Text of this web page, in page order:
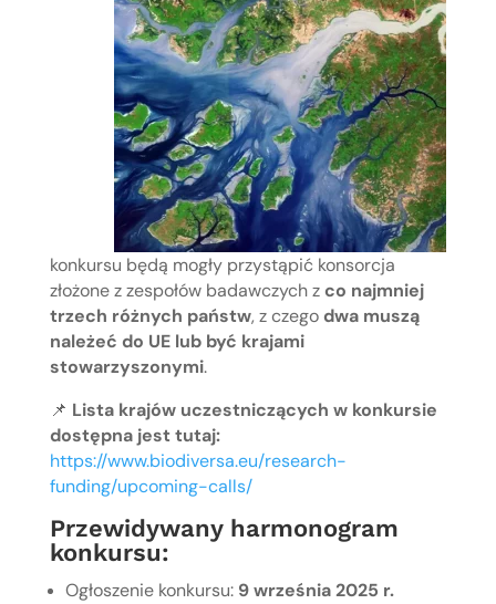
konkursu będą mogły przystąpić konsorcja
złożone z zespołów badawczych z co najmniej
trzech różnych państw, z czego dwa muszą
należeć do UE lub być krajami
stowarzyszonymi.
📌 Lista krajów uczestniczących w konkursie
dostępna jest tutaj:
https://www.biodiversa.eu/research-
funding/upcoming-calls/
Przewidywany harmonogram
konkursu:
Ogłoszenie konkursu: 9 września 2025 r.